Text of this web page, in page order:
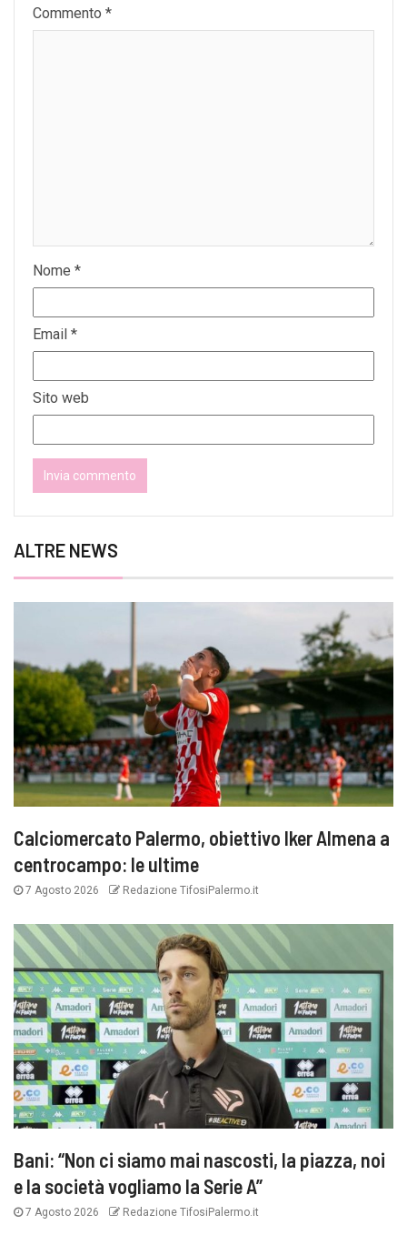
Commento *
Nome *
Email *
Sito web
ALTRE NEWS
Calciomercato Palermo, obiettivo Iker Almena a
centrocampo: le ultime
7 Agosto 2026 Redazione TifosiPalermo.it
Bani: “Non ci siamo mai nascosti, la piazza, noi
e la società vogliamo la Serie A”
7 Agosto 2026 Redazione TifosiPalermo.it